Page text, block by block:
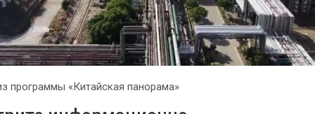
программы «Китайская панорама»